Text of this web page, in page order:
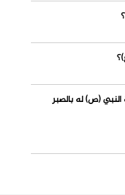
(ص) له بالصبر